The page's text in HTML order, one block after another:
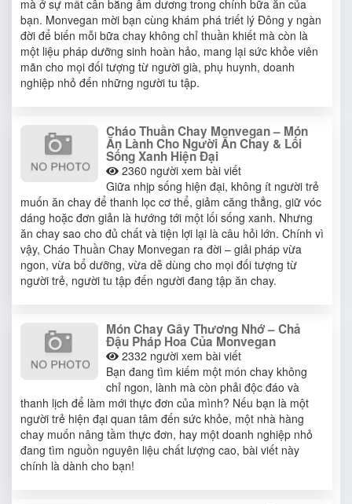
mà ở sự mất cân bằng âm dương trong chính bữa ăn của
bạn. Monvegan mời bạn cùng khám phá triết lý Đông y ngàn
đời để biến mỗi bữa chay không chỉ thuần khiết mà còn là
một liệu pháp dưỡng sinh hoàn hảo, mang lại sức khỏe viên
mãn cho mọi đối tượng từ người già, phụ huynh, doanh
nghiệp nhỏ đến những người tu tập.
Cháo Thuần Chay Monvegan – Món
Ăn Lành Cho Người Ăn Chay & Lối
Sống Xanh Hiện Đại
2360 người xem bài viết
Giữa nhịp sống hiện đại, không ít người trẻ
muốn ăn chay để thanh lọc cơ thể, giảm căng thẳng, giữ vóc
dáng hoặc đơn giản là hướng tới một lối sống xanh. Nhưng
ăn chay sao cho đủ chất và tiện lợi lại là câu hỏi lớn. Chính vì
vậy, Cháo Thuần Chay Monvegan ra đời – giải pháp vừa
ngon, vừa bổ dưỡng, vừa dễ dùng cho mọi đối tượng từ
người trẻ, người tu tập đến người đang tập ăn chay.
Món Chay Gây Thương Nhớ – Chả
Đậu Pháp Hoa Của Monvegan
2332 người xem bài viết
Bạn đang tìm kiếm một món chay không
chỉ ngon, lành mà còn phải độc đáo và
thanh lịch để làm mới thực đơn của mình? Nếu bạn là một
người trẻ hiện đại quan tâm đến sức khỏe, một nhà hàng
chay muốn nâng tầm thực đơn, hay một doanh nghiệp nhỏ
đang tìm nguồn nguyên liệu chất lượng cao, bài viết này
chính là dành cho bạn!